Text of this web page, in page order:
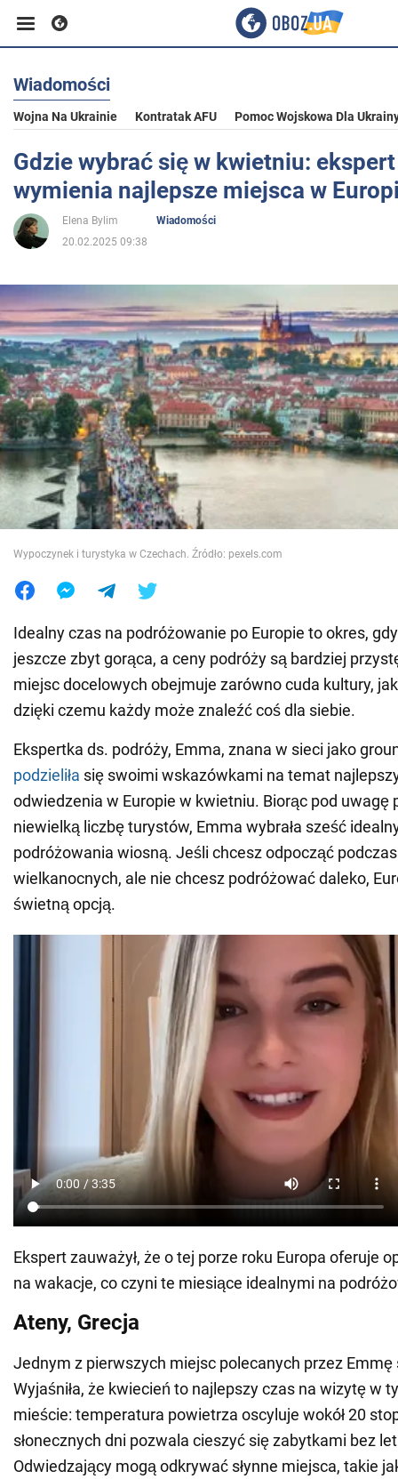
Biznes
Sport
Rozrywka
Polityka
Społeczeństwo
Wojna na Ukrainie
Świat
Jedzenie
Wiadomości
Wojna Na Ukrainie Kontratak AFU Pomoc Wojskowa Dla
Gdzie wybrać się w kwietniu:
wymienia najlepsze miejsca w
Elena Bylim
Wiadomości
20.02.2025 09:38
Wypoczynek i turystyka w Czechach. Źródło: pexels.com
Idealny czas na podróżowanie po Europie to okres,
jeszcze zbyt gorąca, a ceny podróży są bardziej
miejsc docelowych obejmuje zarówno cuda kultury,
dzięki czemu każdy może znaleźć coś dla siebie.
Ekspertka ds. podróży, Emma, znana w sieci jako
podzieliła się swoimi wskazówkami na temat
odwiedzenia w Europie w kwietniu. Biorąc pod uwagę
niewielką liczbę turystów, Emma wybrała sześć
podróżowania wiosną. Jeśli chcesz odpocząć
wielkanocnych, ale nie chcesz podróżować daleko,
świetną opcją.
Ekspert zauważył, że o tej porze roku Europa oferuje
na wakacje, co czyni te miesiące idealnymi na
Ateny, Grecja
Jednym z pierwszych miejsc polecanych przez Emmę
Wyjaśniła, że kwiecień to najlepszy czas na wizytę w
mieście: temperatura powietrza oscyluje wokół 20
słonecznych dni pozwala cieszyć się zabytkami bez
Odwiedzający mogą odkrywać słynne miejsca, takie